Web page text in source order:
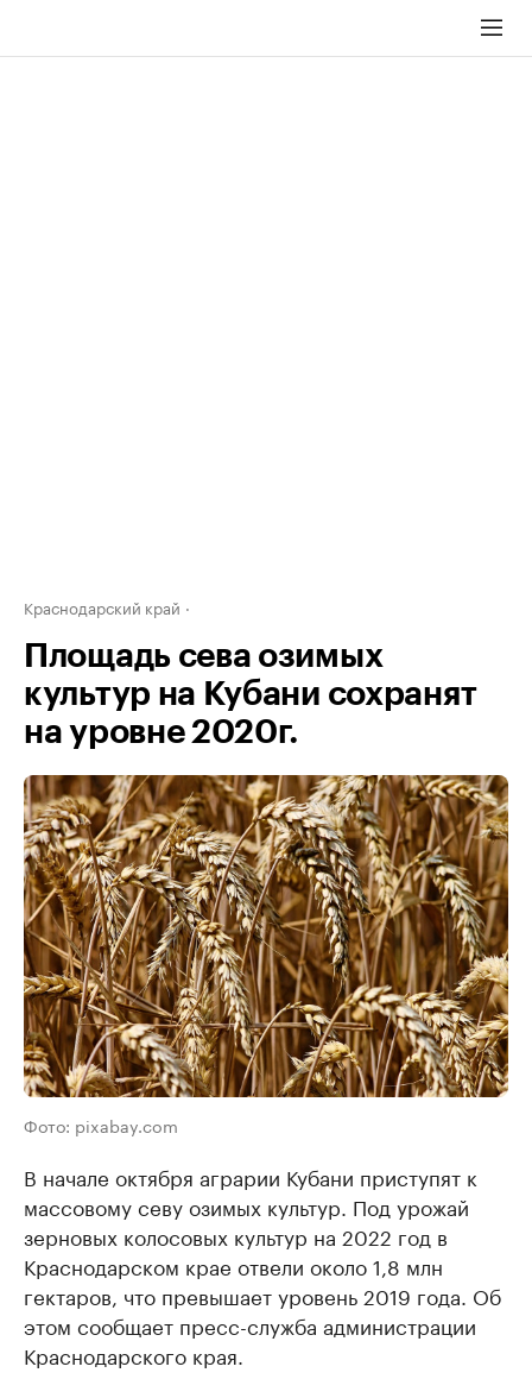
Краснодарский край
Площадь сева озимых
культур на Кубани сохранят
на уровне 2020г.
Фото: pixabay.com
В начале октября аграрии Кубани приступят к
массовому севу озимых культур. Под урожай
зерновых колосовых культур на 2022 год в
Краснодарском крае отвели около 1,8 млн
гектаров, что превышает уровень 2019 года. Об
этом сообщает пресс-служба администрации
Краснодарского края.